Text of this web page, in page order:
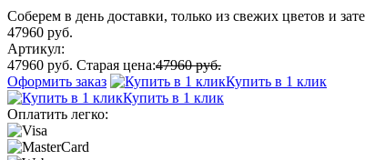
Соберем в день доставки, только из свежих цветов и
47960 руб.
Артикул:
47960 руб. Старая цена:47960 руб.
Оформить заказ
Купить в 1 клик
Купить в 1 клик
Оплатить легко: